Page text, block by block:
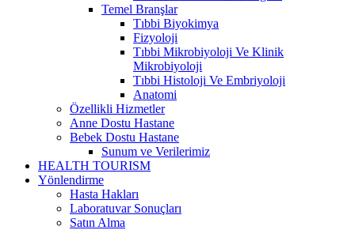
Temel Branşlar
Tıbbi Biyokimya
Fizyoloji
Tıbbi Mikrobiyoloji Ve Klinik
Mikrobiyoloji
Tıbbi Histoloji Ve Embriyoloji
Anatomi
Özellikli Hizmetler
Anne Dostu Hastane
Bebek Dostu Hastane
Sunum ve Verilerimiz
HEALTH TOURISM
Yönlendirme
Hasta Hakları
Laboratuvar Sonuçları
Satın Alma